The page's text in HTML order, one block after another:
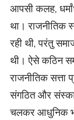
आपसी कलह,
था। राजनीतिक
रही थी, परंतु
थी। ऐसे कठिन
राजनीतिक
संगठित और
चलकर आधुनिक